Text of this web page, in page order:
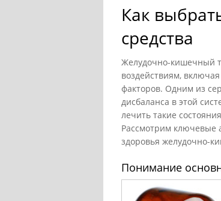
Как
средства
Желудочно-кишечный
воздействиям,
факторов. Одним из
дисбаланса в этой
лечить такие
Рассмотрим ключевые
здоровья желудочно-
Понимание